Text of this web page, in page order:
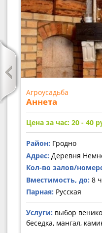
Агроусадьба
Аннета
Цена за час: 20 - 40
Район: Гродно
Адрес: Деревня
Кол-во залов/
Вместимость, до: 8
Парная: Русская
Услуги: выбор
беседка, мангал,